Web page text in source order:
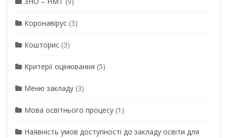
Коронавірус (3)
Кошторис (3)
Критерії оцінювання (5)
Меню закладу (3)
Мова освітнього процесу (1)
Наявність умов доступності до закладу освіти для